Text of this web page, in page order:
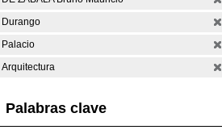
Durango
Palacio
Arquitectura
Palabras clave